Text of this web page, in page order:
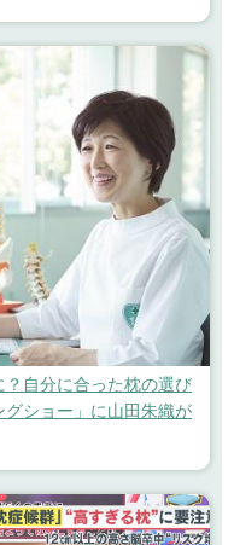
自分に合った枕の選び
ショー」に山田朱織が